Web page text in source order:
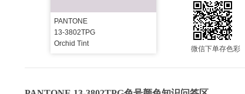
PANTONE
13-3802TPG
Orchid Tint
微信下单存色彩